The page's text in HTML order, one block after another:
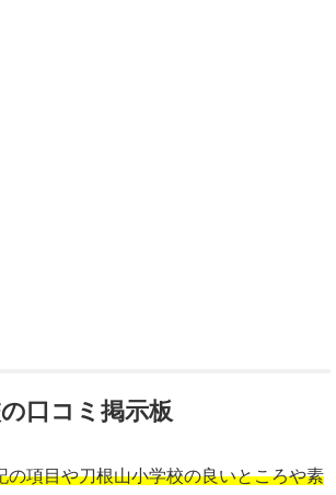
口コミ掲示板
の項目や刀根山小学校の良いところや素